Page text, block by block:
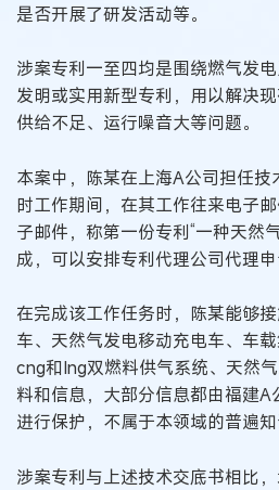
是否开展了研发活动等。
涉案专利一至四均是围绕燃气发
发明或实用新型专利，用以解决
供给不足、运行噪音大等问题。
本案中，陈某在上海A公司担任
时工作期间，在其工作往来电子
子邮件，称第一份专利“一种天然
成，可以安排专利代理公司代理申
在完成该工作任务时，陈某能够
车、天然气发电移动充电车、车载
cng和Ing双燃料供气系统、天然
料和信息，大部分信息都由福建A
进行保护，不属于本领域的普遍知
涉案专利与上述技术交底书相比，